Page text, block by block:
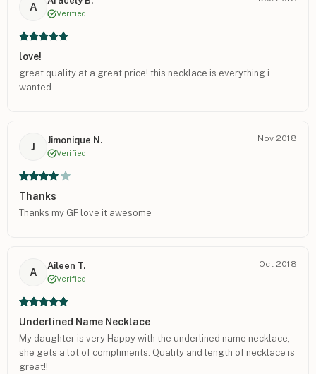
A
Verified
love!
great quality at a great price! this necklace is everything i
wanted
J
Jimonique N.
Verified
Nov 2018
Thanks
Thanks my GF love it awesome
A
Aileen T.
Verified
Oct 2018
Underlined Name Necklace
My daughter is very Happy with the underlined name necklace,
she gets a lot of compliments. Quality and length of necklace is
great!!